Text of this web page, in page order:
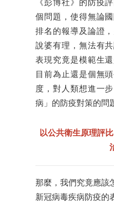
《彭博社》的防疫
個問題，使得無論
排名的報導及論證
說婆有理，無法有
表現究竟是模範生
目前為止還是個無
度，對人類想進一
病」的防疫對策的問
以公共衛生原理評
那麼，我們究竟應該
新冠病毒疾病防疫的